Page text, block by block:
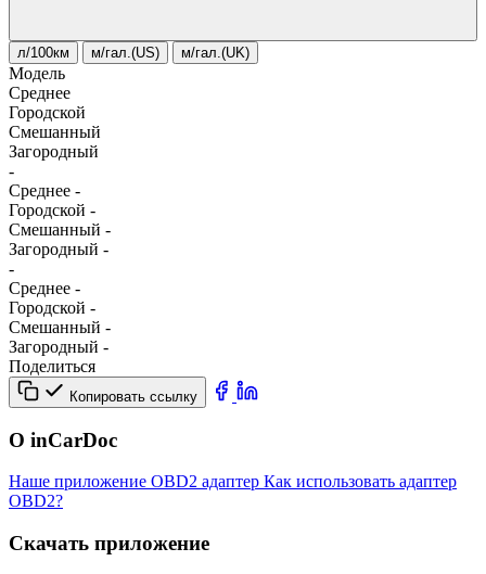
л/100км м/гал.(US) м/гал.(UK)
Модель
Среднее
Городской
Смешанный
Загородный
-
Среднее -
Городской -
Смешанный -
Загородный -
-
Среднее -
Городской -
Смешанный -
Загородный -
Поделиться
Копировать ссылку
О inCarDoc
Наше приложение OBD2 адаптер Как использовать адаптер
OBD2?
Скачать приложение